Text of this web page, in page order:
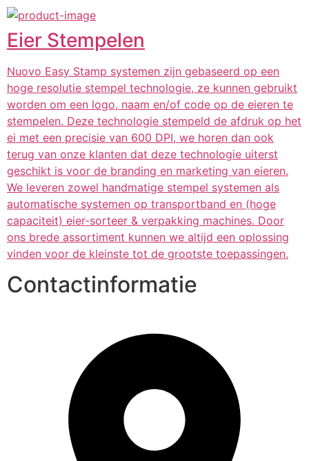
Eier Stempelen
Nuovo Easy Stamp systemen zijn gebaseerd op een
hoge resolutie stempel technologie, ze kunnen gebruikt
worden om een logo, naam en/of code op de eieren te
stempelen. Deze technologie stempeld de afdruk op het
ei met een precisie van 600 DPI, we horen dan ook
terug van onze klanten dat deze technologie uiterst
geschikt is voor de branding en marketing van eieren.
We leveren zowel handmatige stempel systemen als
automatische systemen op transportband en (hoge
capaciteit) eier-sorteer & verpakking machines. Door
ons brede assortiment kunnen we altijd een oplossing
vinden voor de kleinste tot de grootste toepassingen.
Contactinformatie